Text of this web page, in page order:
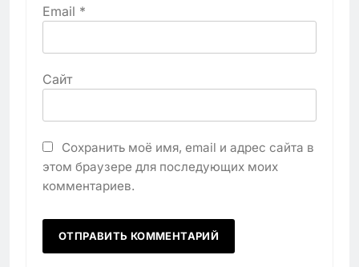
Email *
Сайт
Сохранить моё имя, email и адрес сайта в
этом браузере для последующих моих
комментариев.